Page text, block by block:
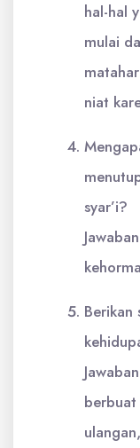
hal-hal
mulai
niat
syar’i?
Berikan